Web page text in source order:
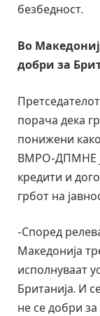
безбедност.
Во
добри за
порача дека
понижени
ВМРО-ДПМНЕ
кредити и
грбот на
-Според
Македонија
исполнуваат
Британија. И
не се добри